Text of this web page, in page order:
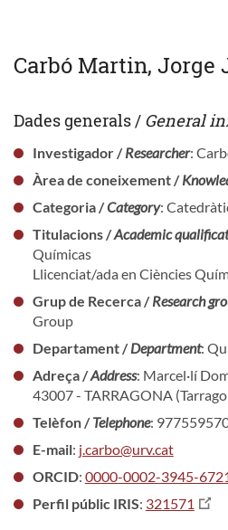
Carbó Martin, Jorge
Dades generals / General
Investigador /Researcher:
Àrea de coneixement /
Categoria /Category:
Titulacions /Academic
Químicas
Llicenciat/ada en Ciències
Grup de Recerca /Research
Group
Departament /Department:
Adreça /Address: Marcel·lí
43007 - TARRAGONA
Telèfon /Telephone:
E-mail: j.carbo@urv.cat
ORCID: 0000-0002-3945-
Perfil públic IRIS: 321571